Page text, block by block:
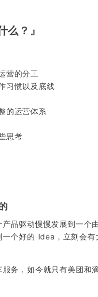
么？』
营的分工
习惯以及底线
的运营体系
思考
品驱动慢慢发展到一个
个好的 Idea，立刻会
务，如今就只有美团